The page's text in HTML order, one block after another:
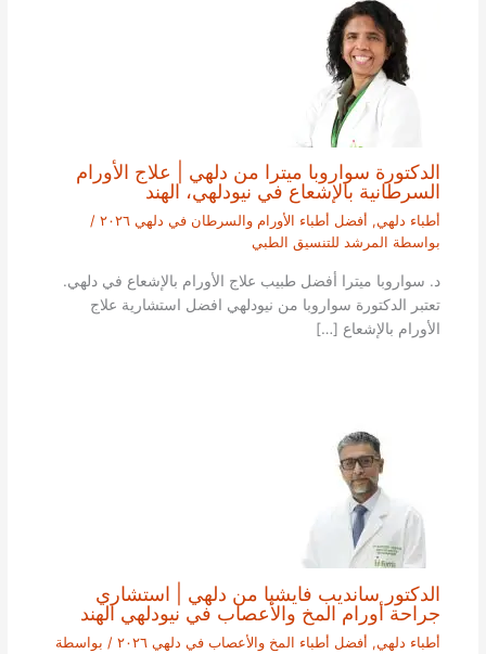
الدكتورة سواروبا ميترا من دلهي | علاج الأورام
السرطانية بالإشعاع في نيودلهي، الهند
أطباء دلهي, أفضل أطباء الأورام والسرطان في دلهي ٢٠٢٦
/
بواسطة المرشد للتنسيق الطبي
د. سواروبا ميترا أفضل طبيب علاج الأورام بالإشعاع في دلهي.
تعتبر الدكتورة سواروبا من نيودلهي افضل استشارية علاج
الأورام بالإشعاع […]
الدكتور سانديب فايشيا من دلهي | استشاري
جراحة أورام المخ والأعصاب في نيودلهي الهند
أطباء دلهي, أفضل أطباء المخ والأعصاب في دلهي ٢٠٢٦
/ بواسطة